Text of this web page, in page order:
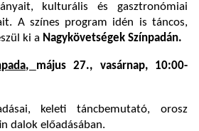
kulturális és gasztronómiai
A színes program idén is táncos,
ki a Nagykövetségek Színpadán.
május 27., vasárnap, 10:00-
keleti táncbemutató, orosz
dalok előadásában.